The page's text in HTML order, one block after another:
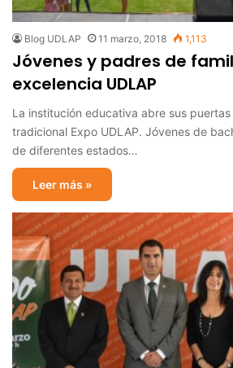
Blog UDLAP 11 marzo, 2018 1,113
Jóvenes y padres de
excelencia UDLAP
La institución educativa abre sus puertas
tradicional Expo UDLAP. Jóvenes de
de diferentes estados…
Leer más »